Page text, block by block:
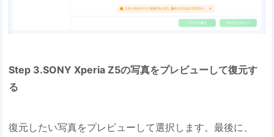
Step 3.SONY Xperia Z5の写真をプレビューして復元す
る
復元したい写真をプレビューして選択します。最後に、